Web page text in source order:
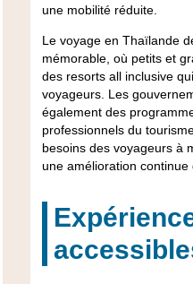
une mobilité réduite.
Le voyage en Thaïlande
mémorable, où petits et
des resorts all inclusivequi
voyageurs. Les
également des
professionnels du
besoins des voyageurs à
une amélioration continue